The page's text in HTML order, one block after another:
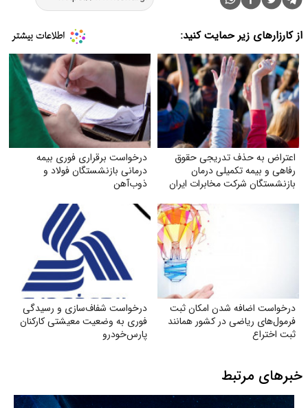
از کارزارهای زیر حمایت کنید:
اعتراض به حذف تدریجی حقوق
رفاهی و بیمه تکمیلی درمان
بازنشستگان شرکت مخابرات ایران
درخواست برقراری فوری بیمه
درمانی بازنشستگان فولاد و
ذوب‌آهن
درخواست اضافه شدن امکان ثبت
فرمول‌های ریاضی در کشور همانند
ثبت اختراع
درخواست شفاف‌سازی و رسیدگی
فوری به وضعیت معیشتی کارکنان
پارس‌خودرو
خبرهای مرتبط